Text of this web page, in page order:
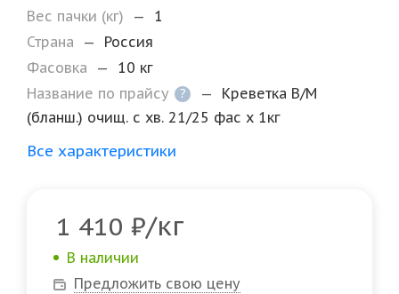
Вес пачки (кг)
—
1
Страна
—
Россия
Фасовка
—
10 кг
Название по прайсу
? —
Креветка В/М
(бланш.) очищ. с хв. 21/25 фас х 1кг
Все характеристики
1 410 ₽/кг
В наличии
Предложить свою цену